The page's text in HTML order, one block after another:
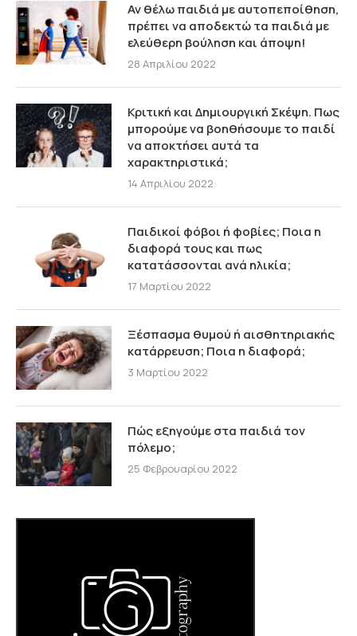
Αν θέλω παιδιά με αυτοπεποίθηση,
πρέπει να αποδεκτώ τα παιδιά με
ελεύθερη βούληση και άποψη!
28 Απριλίου 2022
Κριτική και Δημιουργική Σκέψη. Πως
μπορούμε να βοηθήσουμε το παιδί
να αποκτήσει αυτά τα
χαρακτηριστικά;
14 Απριλίου 2022
Παιδικοί φόβοι ή φοβίες; Ποια η
διαφορά τους και πως
κατατάσσονται ανά ηλικία;
17 Μαρτίου 2022
Ξέσπασμα θυμού ή αισθητηριακής
κατάρρευση; Ποια η διαφορά;
3 Μαρτίου 2022
Πώς εξηγούμε στα παιδιά τον
πόλεμο;
25 Φεβρουαρίου 2022